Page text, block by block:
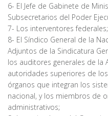
6- El Jefe de Gabinete de
Subsecretarios del Poder
7- Los interventores federales;
8- El Síndico General de la
Adjuntos de la Sindicatura
los auditores generales de la
autoridades superiores de
órganos que integran los
nacional, y los miembros de
administrativos;